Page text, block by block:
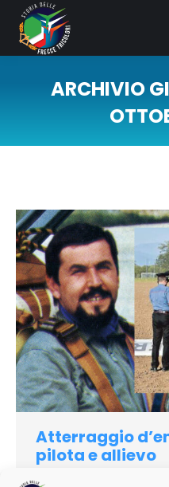
ARCHIVIO
Atterraggio
pilota e allievo
2023